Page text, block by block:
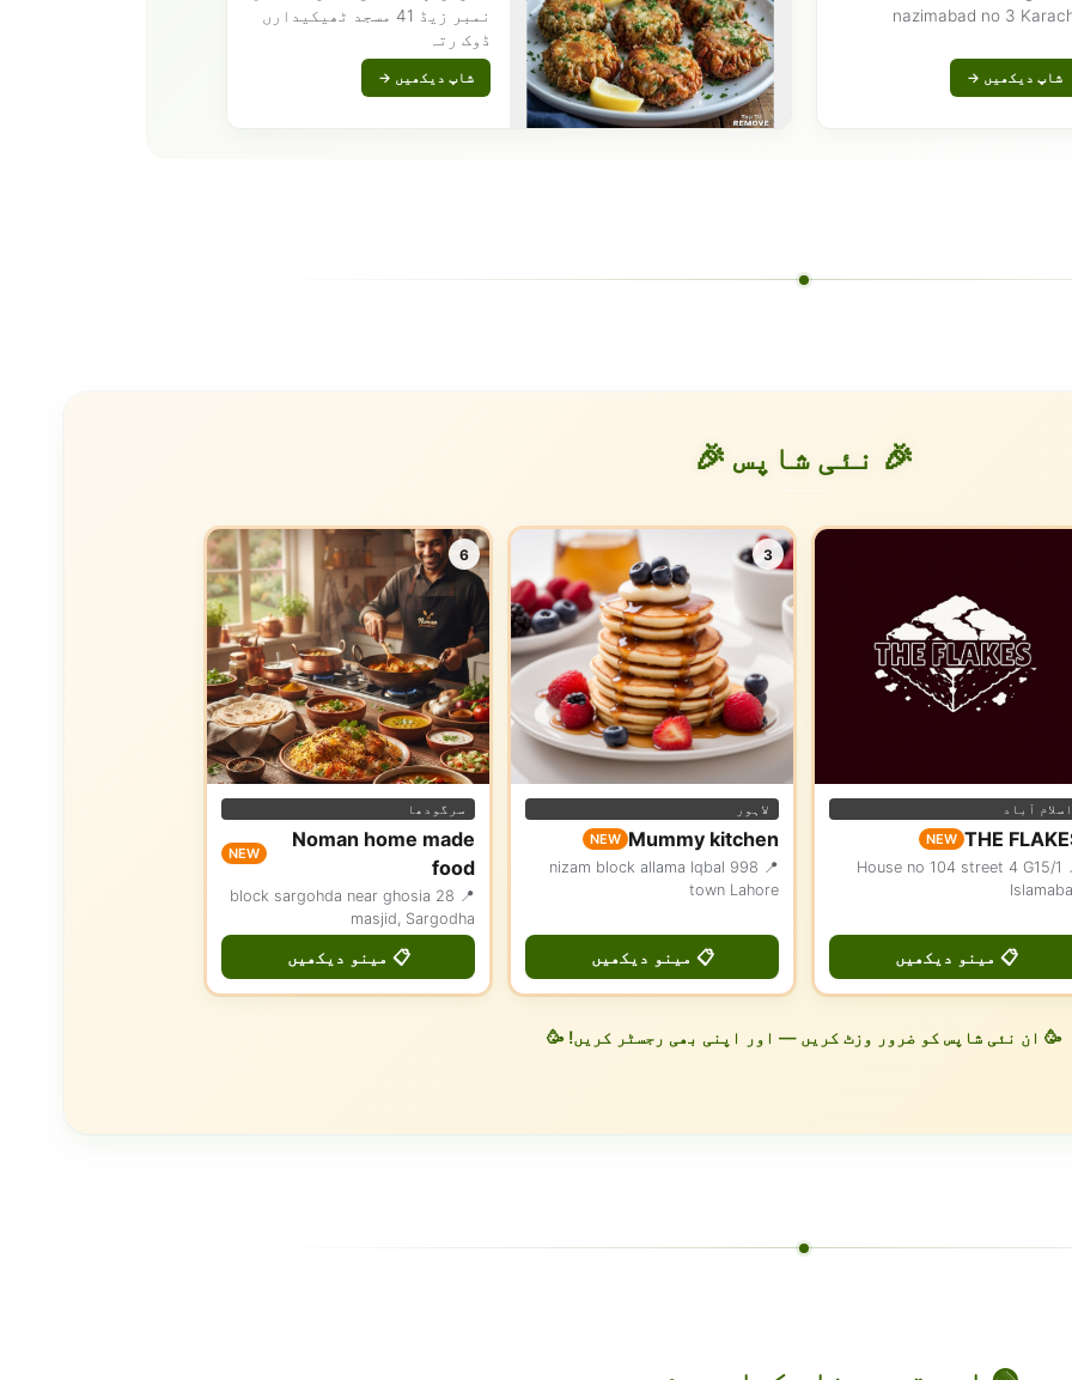
nazimabad no 3
شاپ دیکھیں →
نمبر زیڈ 41 مسجد ٹھیکیدارں
ڈوک رتہ
شاپ دیکھیں →
🎉 نئی شاپس 🎉
اسلام آباد
THE
NEW
📍 House no 104 street 4 G15/1
📋 مینو دیکھیں
3
لاہور
Mummy kitchen
NEW
📍 998 nizam block allama Iqbal
town Lahore
📋 مینو دیکھیں
6
سرگودھا
Noman home made
food
NEW
📍 28 block sargohda near ghosia
masjid, Sargodha
📋 مینو دیکھیں
🥳 ان نئی شاپس کو ضرور وزٹ کریں — اور اپنی بھی رجسٹر کریں! 🥳